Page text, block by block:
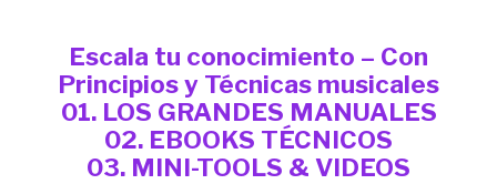
Escala tu conocimiento – Con
Principios y Técnicas musicales
01. LOS GRANDES MANUALES
02. EBOOKS TÉCNICOS
03. MINI-TOOLS & VIDEOS